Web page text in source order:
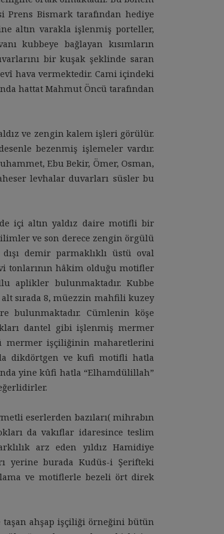
Bismark tarafından hediye
altın varakla işlenmiş porteller,
kubbeye bağlayan kısımların
bir kuşak şeklinde saran
hava vermektedir. Cami içindeki
hattat Mahmut Öncü tarafından
ve zengin kalem işleri görülür.
bezenmiş işlemeler vardır.
Ebu Bekir, Ömer, Osman,
levhalar duvarları süsler bu
içi altın yaldız daire motifli bir
ve son derece zengin örgülü
demir parmaklıklı üstü oval
tonlarının hâkim olduğu motifler
aplikler bulunmaktadır. Kubbe
alt sırada 8, müezzin mahfili kuzey
bulunmaktadır. Cümlenin köşe
dantel gibi işlenmiş mermer
mermer işçiliğinin maharetlerini
dikdörtgen ve kufi motifli hatla
yine kûfi hatla “Elhamdülillah”
eserlerden bazıları( mihrabın
da vakıflar idaresince teslim
arz eden yıldız Hamidiye
yerine burada Kudüs-i Şerifteki
ve motiflerle bezeli ört direk
ahşap işçiliği örneğini bütün